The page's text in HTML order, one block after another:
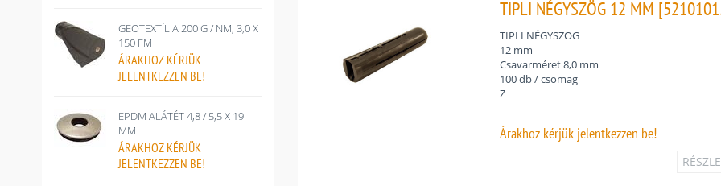
GEOTEXTÍLIA 200 G / NM, 3,0 X
150 FM
ÁRAKHOZ KÉRJÜK
JELENTKEZZEN BE!
EPDM ALÁTÉT 4,8 / 5,5 X 19
MM
ÁRAKHOZ KÉRJÜK
JELENTKEZZEN BE!
TIPLI NÉGYSZÖG 12 MM
TIPLI NÉGYSZÖG
12 mm
Csavarméret 8,0 mm
100 db / csomag
Z
Árakhoz kérjük jelentkezzen be!